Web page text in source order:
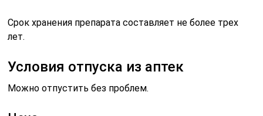
Срок хранения препарата составляет не более трех
лет.
Условия отпуска из аптек
Можно отпустить без проблем.